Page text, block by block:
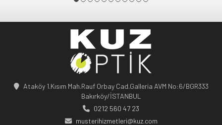
Ataköy 1.Kısım Mah.Rauf Orbay Cad.Galleria AVM No:6/BGR333
Bakırköy/İSTANBUL
0212 560 47 23
musterihizmetleri@kuz.com